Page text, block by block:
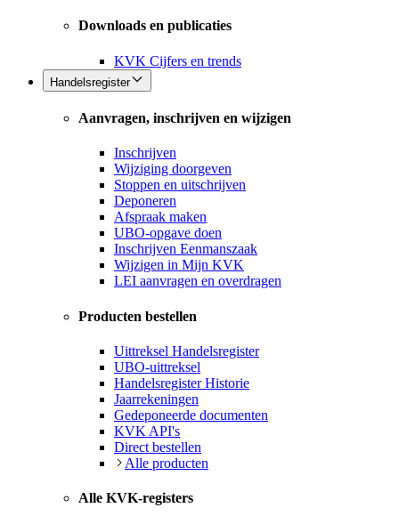
Downloads en publicaties
KVK Cijfers en trends
Handelsregister
Aanvragen, inschrijven en wijzigen
Inschrijven
Wijziging doorgeven
Stoppen en uitschrijven
Deponeren
Afspraak maken
UBO-opgave doen
Inschrijven Eenmanszaak
Wijzigen in Mijn KVK
LEI aanvragen en overdragen
Producten bestellen
Uittreksel Handelsregister
UBO-uittreksel
Handelsregister Historie
Jaarrekeningen
Gedeponeerde documenten
KVK API's
Direct bestellen
Alle producten
Alle KVK-registers